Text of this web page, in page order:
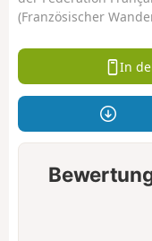
(Französischer
In